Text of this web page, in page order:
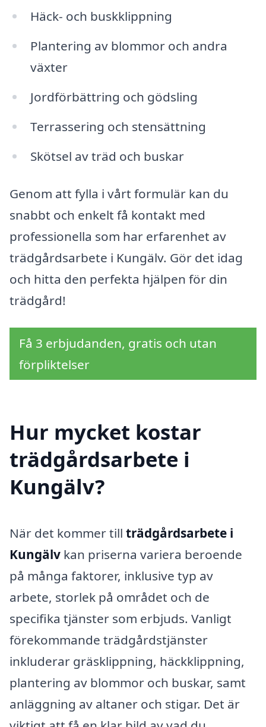
Häck- och buskklippning
Plantering av blommor och andra
växter
Jordförbättring och gödsling
Terrassering och stensättning
Skötsel av träd och buskar
Genom att fylla i vårt formulär kan du
snabbt och enkelt få kontakt med
professionella som har erfarenhet av
trädgårdsarbete i Kungälv. Gör det idag
och hitta den perfekta hjälpen för din
trädgård!
Få 3 erbjudanden, gratis och utan
förpliktelser
Hur mycket kostar
trädgårdsarbete i
Kungälv?
När det kommer till trädgårdsarbete i
Kungälv kan priserna variera beroende
på många faktorer, inklusive typ av
arbete, storlek på området och de
specifika tjänster som erbjuds. Vanligt
förekommande trädgårdstjänster
inkluderar gräsklippning, häckklippning,
plantering av blommor och buskar, samt
anläggning av altaner och stigar. Det är